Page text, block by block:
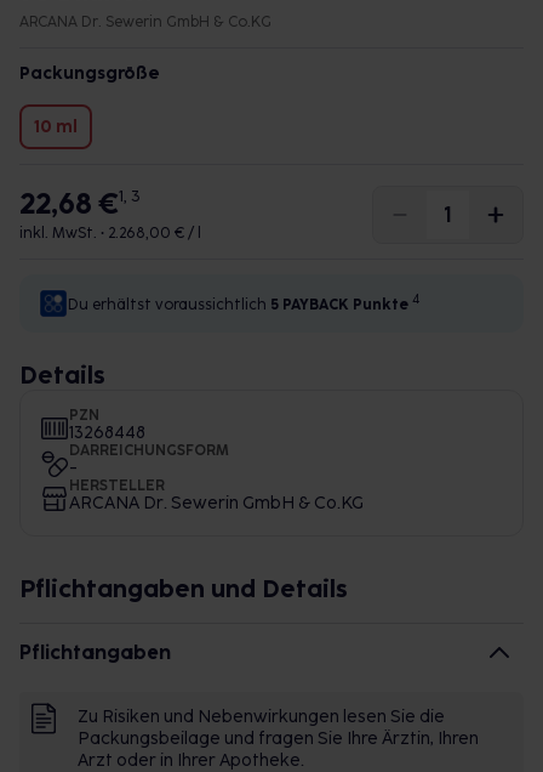
ARCANA Dr. Sewerin GmbH & Co.KG
Packungsgröße
10 ml
22,68 €1, 3
inkl. MwSt. • 2.268,00 € / l
Du erhältst voraussichtlich 5 PAYBACK Punkte 4
Details
PZN
13268448
DARREICHUNGSFORM
-
HERSTELLER
ARCANA Dr. Sewerin GmbH & Co.KG
Pflichtangaben und Details
Pflichtangaben
Zu Risiken und Nebenwirkungen lesen Sie die
Packungsbeilage und fragen Sie Ihre Ärztin, Ihren
Arzt oder in Ihrer Apotheke.